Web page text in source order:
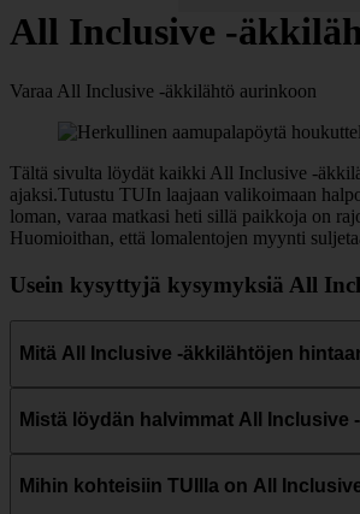
All Inclusive -
Varaa All Inclusive -äkkilähtö aurinkoon
Tältä sivulta löydät kaikki All Inclusive -
ajaksi.Tutustu TUIn laajaan valikoimaan
loman, varaa matkasi heti sillä paikkoja on
Huomioithan, että lomalentojen myynti
Usein kysyttyjä kysymyksiä All
Mitä All Inclusive -äkkilähtöjen
Mistä löydän halvimmat All Inclusive
Mihin kohteisiin TUIlla on All